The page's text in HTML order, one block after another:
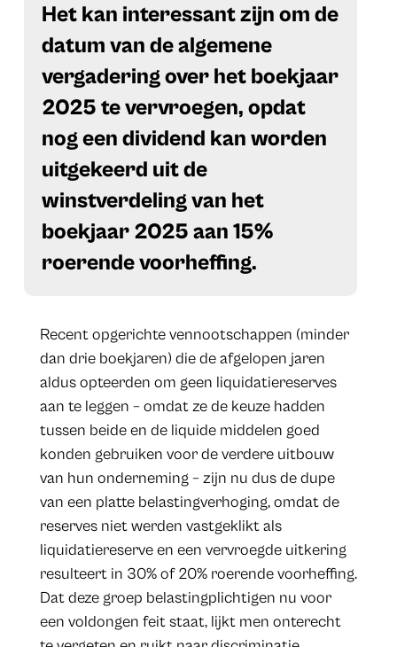
​Het kan interessant zijn om de
datum van de algemene
vergadering over het boekjaar
2025 te vervroegen, opdat
nog een dividend kan worden
uitgekeerd uit de
winstverdeling van het
boekjaar 2025 aan 15%
roerende voorheffing.
Recent opgerichte vennootschappen (minder
dan drie boekjaren) die de afgelopen jaren
aldus opteerden om geen liquidatiereserves
aan te leggen – omdat ze de keuze hadden
tussen beide en de liquide middelen goed
konden gebruiken voor de verdere uitbouw
van hun onderneming – zijn nu dus de dupe
van een platte belastingverhoging, omdat de
reserves niet werden vastgeklikt als
liquidatiereserve en een vervroegde uitkering
resulteert in 30% of 20% roerende voorheffing.
Dat deze groep belastingplichtigen nu voor
een voldongen feit staat, lijkt men onterecht